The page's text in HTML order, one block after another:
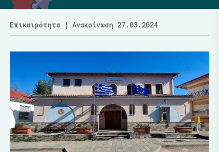
Επικαιρότητα | Ανακοίνωση 27.03.2024